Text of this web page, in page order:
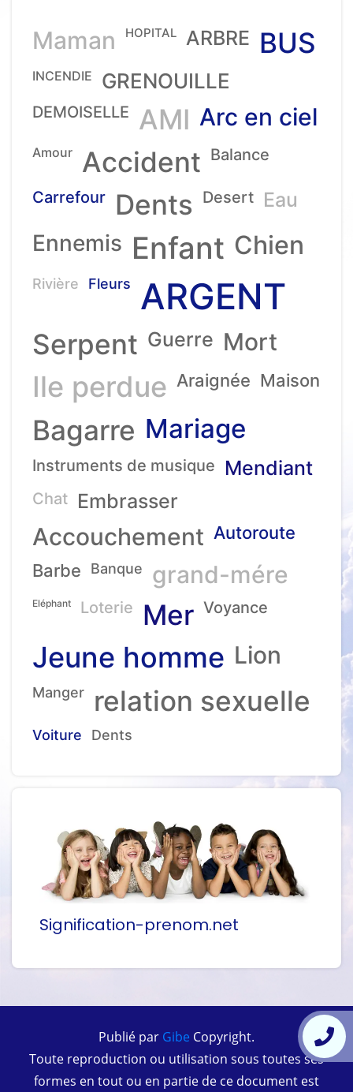
Maman HOPITAL ARBRE BUS
INCENDIE GRENOUILLE
DEMOISELLE AMI Arc en ciel
Amour Accident Balance
Carrefour Dents Desert Eau
Ennemis Enfant Chien
Rivière Fleurs ARGENT
Serpent Guerre Mort
Ile perdue Araignée Maison
Bagarre Mariage
Instruments de musique Mendiant
Chat Embrasser
Accouchement Autoroute
Barbe
Banque grand-mére
Eléphant Loterie Mer Voyance
Jeune homme Lion
Manger relation sexuelle
Voiture Dents
Signification-prenom.net
Publié par Gibe Copyright.
Toute reproduction ou utilisation sous toutes ses
formes en tout ou en partie de ce document est